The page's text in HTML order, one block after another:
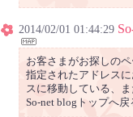
2014/02/01 01:44:29
お客さまがお探しの
指定されたアドレス
スに移動している、
So-net blogトップへ戻